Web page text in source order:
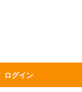
ログイン